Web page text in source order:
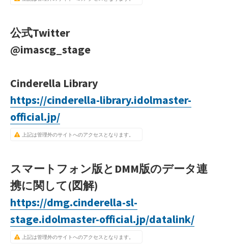
公式Twitter
@imascg_stage
Cinderella Library
https://cinderella-library.idolmaster-
official.jp/
上記は管理外のサイトへのアクセスとなります。
スマートフォン版とDMM版のデータ連
携に関して(図解)
https://dmg.cinderella-sl-
stage.idolmaster-official.jp/datalink/
上記は管理外のサイトへのアクセスとなります。